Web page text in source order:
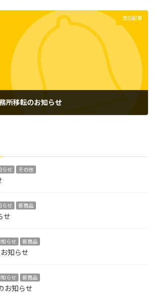
次の記事
所移転のお知らせ
らせ その他
らせ 新商品
せ
知らせ 新商品
知らせ
知らせ 新商品
お知らせ